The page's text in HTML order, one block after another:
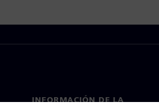
INFORMACIÓN DE LA